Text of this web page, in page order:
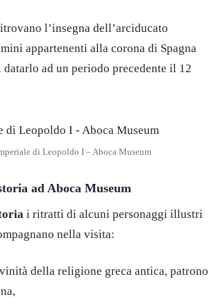
l’insegna dell’arciducato
appartenenti alla corona di Spagna
datarlo ad un periodo precedente il 12
di Leopoldo I – Aboca Museum
ad Aboca Museum
i ritratti di alcuni personaggi illustri
nella visita:
della religione greca antica, patrono